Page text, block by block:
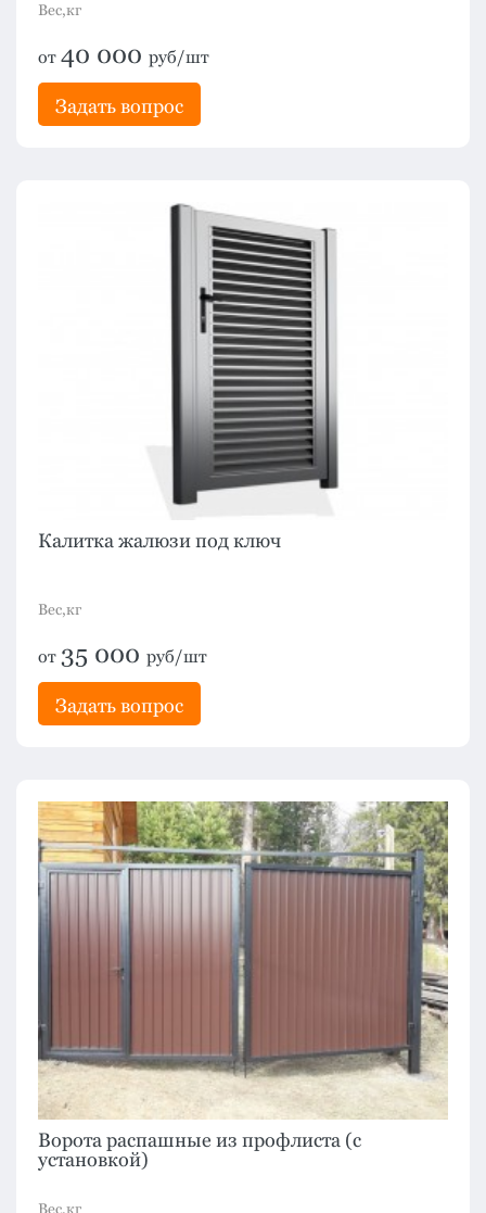
Вес,кг
от 40 000 руб/шт
Задать вопрос
Калитка жалюзи под ключ
Вес,кг
от 35 000 руб/шт
Задать вопрос
Ворота распашные из профлиста (с
установкой)
Вес,кг